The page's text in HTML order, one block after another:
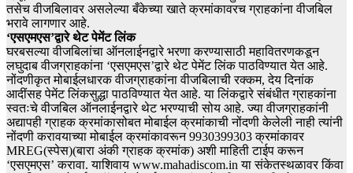
तसेच वीजबिलावर असलेल्या बँकेच्या खाते क्रमांकावरच ग्राहकांना वीजबिल
भरावे लागणार आहे.
‘एसएमएस’द्वारे थेट पेमेंट लिंक
घरबसल्या वीजबिलांचा ऑनलाईनद्वारे भरणा करण्यासाठी महावितरणकडून
लघुदाब वीजग्राहकांना ‘एसएमएस’द्वारे थेट पेमेंट लिंक पाठविण्यात येत आहे.
नोंदणीकृत मोबाईलधारक वीजग्राहकांना वीजबिलाची रक्कम, देय दिनांक
आदींसह पेमेंट लिंकसुद्धा पाठविण्यात येत आहे. या लिंकद्वारे संबंधीत ग्राहकांना
स्वतःचे वीजबिल ऑनलाईनद्वारे थेट भरण्याची सोय आहे. ज्या वीजग्राहकांनी
अद्यापही ग्राहक क्रमांकासोबत मोबाईल क्रमांकाची नोंदणी केलेली नाही त्यांनी
नोंदणी करावयाच्या मोबाईल क्रमांकावरून 9930399303 क्रमांकावर
MREG(स्पेस)(बारा अंकी ग्राहक क्रमांक) अशी माहिती टाईप करून
‘एसएमएस’ करावा. याशिवाय www.mahadiscom.in या संकेतस्थळावर किंवा